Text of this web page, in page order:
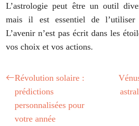
L’astrologie peut être un outil
mais il est essentiel de l’utiliser
L’avenir n’est pas écrit dans les
vos choix et vos actions.
Révolution solaire :
prédictions
personnalisées pour
votre année